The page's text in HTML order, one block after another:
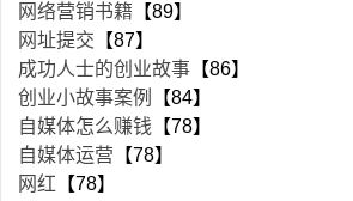
网络营销书籍 【89】
网址提交 【87】
成功人士的创业故事 【86】
创业小故事案例
【84】
自媒体怎么赚钱 【78】
自媒体运营 【78】
网红 【78】